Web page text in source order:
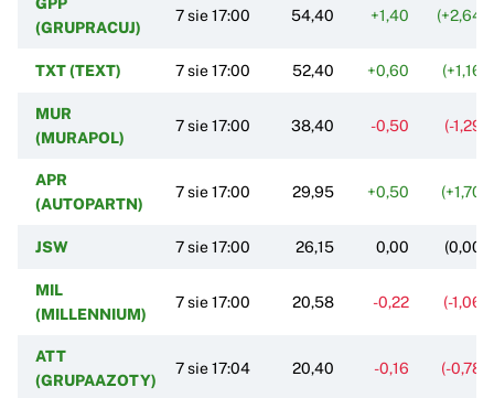
(GRUPRACUJ)
7 sie 17:00 54,40 +1,40
TXT (TEXT) 7 sie 17:00 52,40 +0,60
MUR
(MURAPOL)
7 sie 17:00 38,40 -0,50 (-
APR
(AUTOPARTN)
7 sie 17:00 29,95 +0,50
JSW 7 sie 17:00 26,15 0,00
MIL
(MILLENNIUM)
7 sie 17:00 20,58 -0,22 (-
ATT
(GRUPAAZOTY)
7 sie 17:04 20,40 -0,16 (-